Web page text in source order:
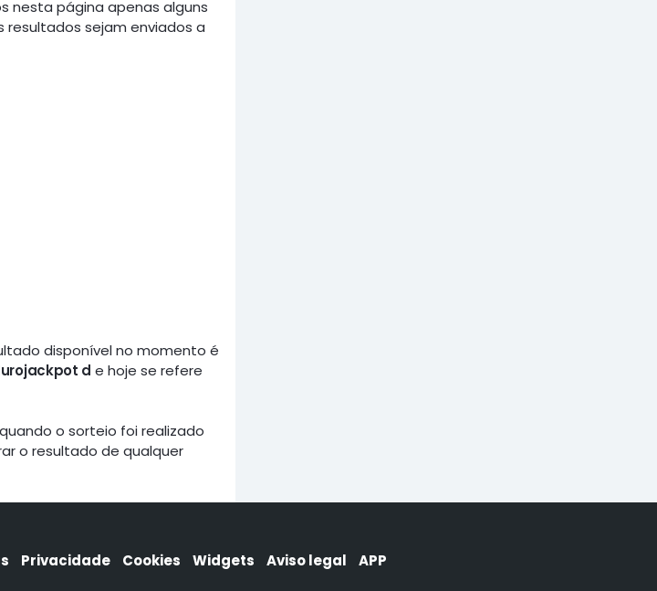
nesta página apenas alguns
sejam enviados a
disponível no momento é
d e hoje se refere
o sorteio foi realizado
o resultado de qualquer
Privacidade Cookies Widgets Aviso legal APP